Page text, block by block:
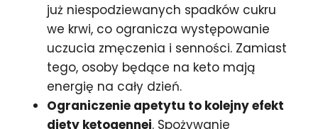
już niespodziewanych spadków cukru
we krwi, co ogranicza występowanie
uczucia zmęczenia i senności. Zamiast
tego, osoby będące na keto mają
energię na cały dzień.
Ograniczenie apetytu to kolejny efekt
diety ketogennej. Spożywanie